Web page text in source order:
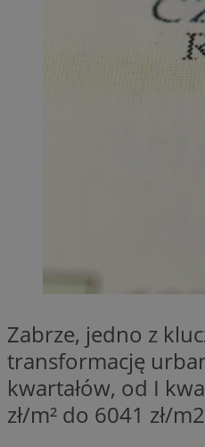
Zabrze, jedno z
transformację
kwartałów, od I
zł/m² do 6041 zł/